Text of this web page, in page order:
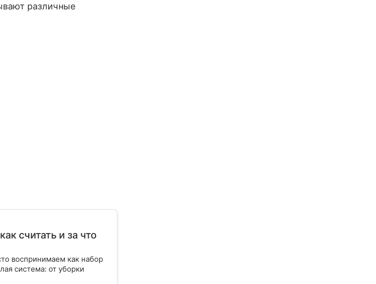
различные
считать и за что
воспринимаем как набор
система: от уборки